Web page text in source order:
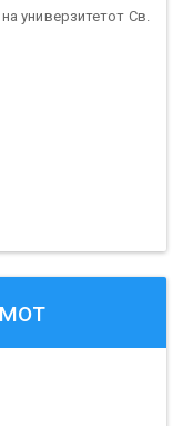
универзитетот Св.